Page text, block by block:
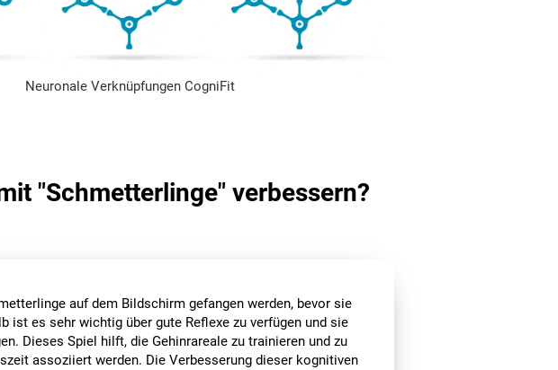
Neuronale Verknüpfungen CogniFit
"Schmetterlinge" verbessern?
auf dem Bildschirm gefangen werden, bevor sie
ist es sehr wichtig über gute Reflexe zu verfügen und sie
Dieses Spiel hilft, die Gehinrareale zu trainieren und zu
assoziiert werden. Die Verbesserung dieser kognitiven